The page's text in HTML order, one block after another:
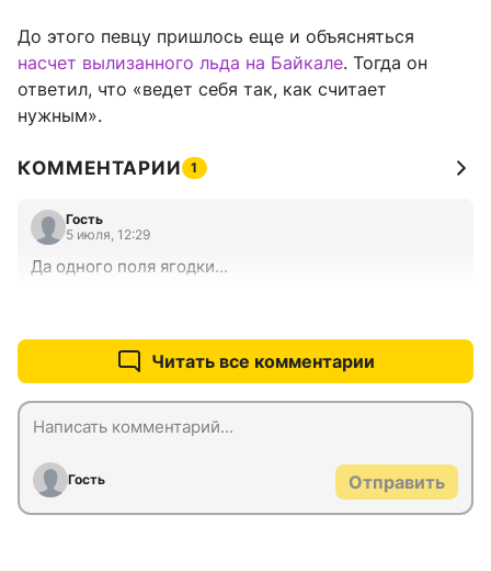
До этого певцу пришлось еще и объясняться
насчет вылизанного льда на Байкале. Тогда он
ответил, что «ведет себя так, как считает
нужным».
КОММЕНТАРИИ 1
Гость
5 июля, 12:29
Да одного поля ягодки...
Читать все комментарии
Гость Отправить